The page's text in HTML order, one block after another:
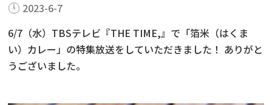
2023-6-7
6/7（水）TBSテレビ『THE TIME,』で「箔米（はくま
い）カレー」の特集放送をしていただきました！ ありがと
うございました。